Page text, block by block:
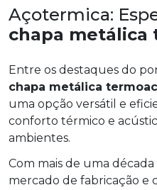
Açotermica:
chapa metálica
Entre os destaques do
chapa metálica
uma opção versátil e
conforto térmico e
ambientes.
Com mais de uma
mercado de fabricação e